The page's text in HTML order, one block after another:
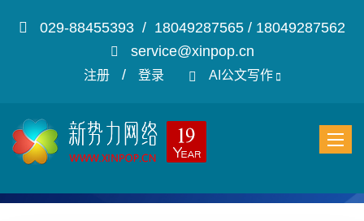
029-88455393 / 18049287565 / 18049287562
service@xinpop.cn
注册/ 登录 AI公文写作